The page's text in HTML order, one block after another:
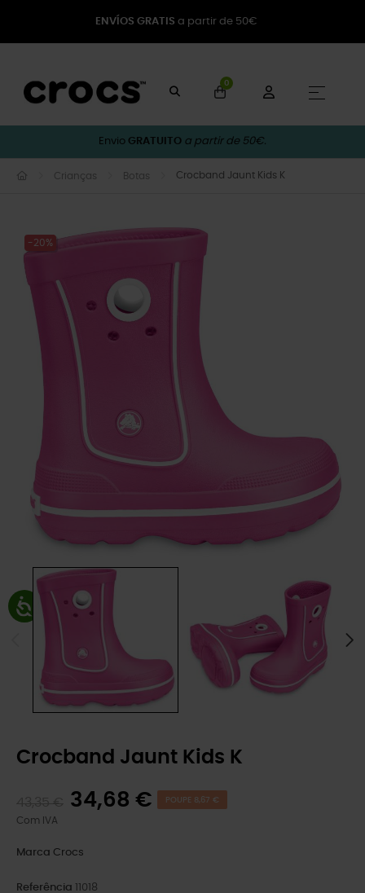
ENVÍOS GRATIS a partir de 50€
0
☰
Envio GRATUITO a partir de 50€.
Crianças Botas Crocband Jaunt Kids K
-20%
Crocband Jaunt Kids K
34,68 € POUPE 8,67 €
Com IVA
Marca Crocs
Referência 11018